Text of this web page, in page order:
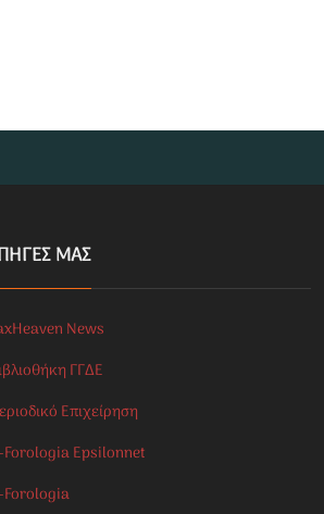
ΜΑΣ
News
ΓΓΔΕ
Επιχείρηση
Forologia Epsilonnet
Forologia